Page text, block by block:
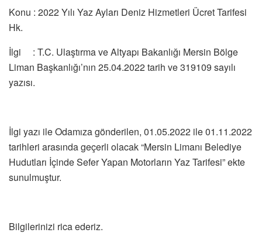
Konu : 2022 Yılı Yaz Ayları Deniz Hizmetleri Ücret Tarifesi
Hk.
İlgi : T.C. Ulaştırma ve Altyapı Bakanlığı Mersin Bölge
Liman Başkanlığı’nın 25.04.2022 tarih ve 319109 sayılı
yazısı.
İlgi yazı ile Odamıza gönderilen, 01.05.2022 ile 01.11.2022
tarihleri arasında geçerli olacak “Mersin Limanı Belediye
Hudutları İçinde Sefer Yapan Motorların Yaz Tarifesi” ekte
sunulmuştur.
Bilgilerinizi rica ederiz.